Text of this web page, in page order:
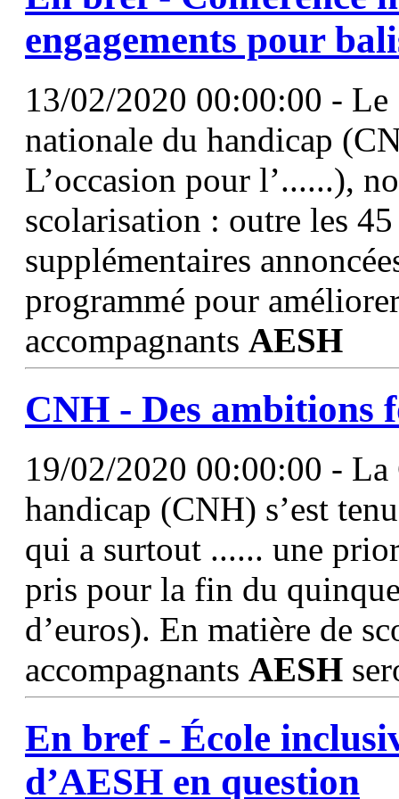
engagements pour
13/02/2020 00:00:00 -
nationale du handicap
L’occasion pour l’......),
scolarisation : outre les
supplémentaires
programmé pour
accompagnants AESH
CNH - Des ambitions
19/02/2020 00:00:00 -
handicap (CNH) s’est
qui a surtout ...... une
pris pour la fin du
d’euros). En matière de
accompagnants AESH
En bref - École
d’AESH en question